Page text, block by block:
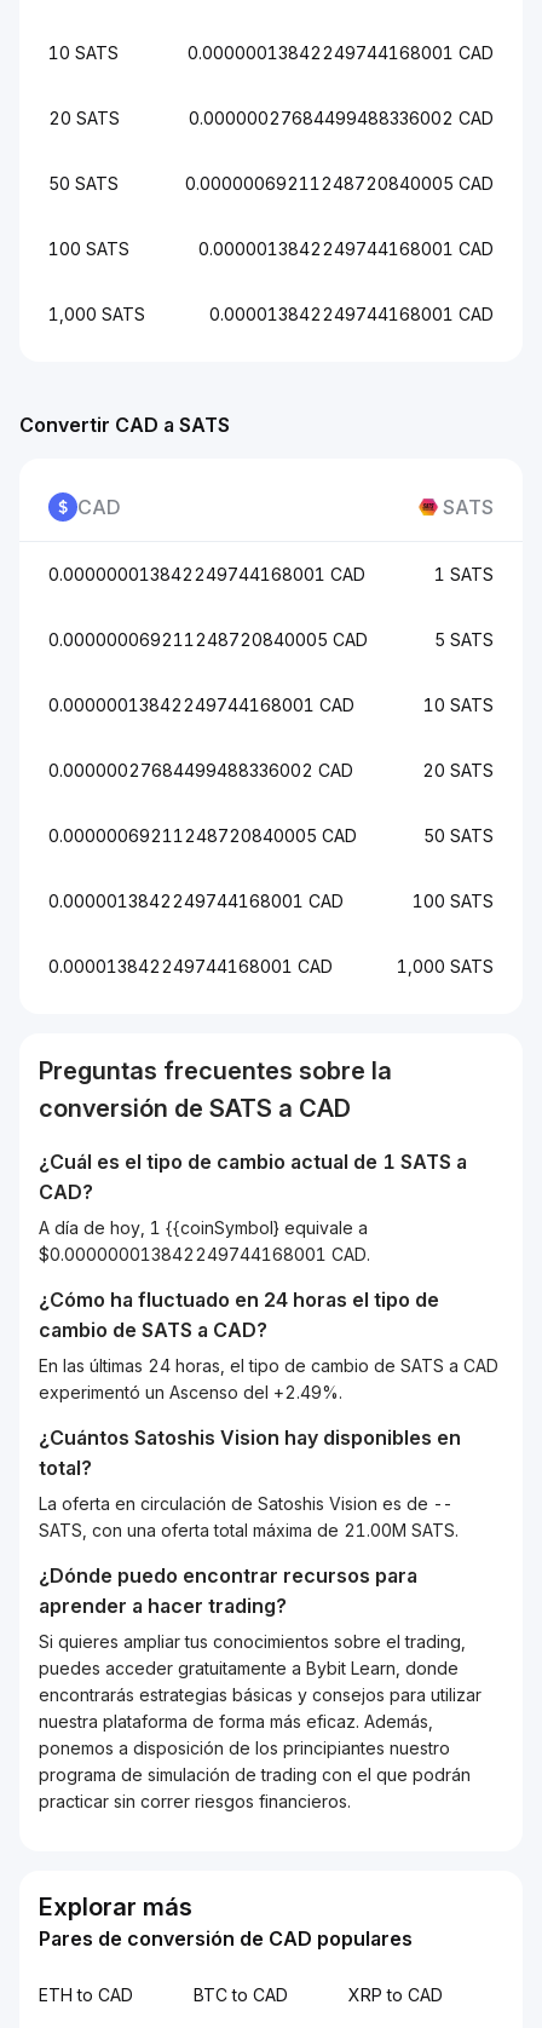
10 SATS 0.00000013842249744168001 CAD
20 SATS 0.00000027684499488336002 CAD
50 SATS 0.00000069211248720840005 CAD
100 SATS 0.0000013842249744168001 CAD
1,000 SATS 0.000013842249744168001 CAD
Convertir CAD a SATS
CAD SATS
0.000000013842249744168001 CAD 1 SATS
0.000000069211248720840005 CAD 5 SATS
0.00000013842249744168001 CAD 10 SATS
0.00000027684499488336002 CAD 20 SATS
0.00000069211248720840005 CAD 50 SATS
0.0000013842249744168001 CAD 100 SATS
0.000013842249744168001 CAD 1,000 SATS
Preguntas frecuentes sobre la
conversión de SATS a CAD
¿Cuál es el tipo de cambio actual de 1 SATS a
CAD?
A día de hoy, 1 {{coinSymbol} equivale a
$0.000000013842249744168001 CAD.
¿Cómo ha fluctuado en 24 horas el tipo de
cambio de SATS a CAD?
En las últimas 24 horas, el tipo de cambio de SATS a CAD
experimentó un Ascenso del +2.49%.
¿Cuántos Satoshis Vision hay disponibles en
total?
La oferta en circulación de Satoshis Vision es de --
SATS, con una oferta total máxima de 21.00M SATS.
¿Dónde puedo encontrar recursos para
aprender a hacer trading?
Si quieres ampliar tus conocimientos sobre el trading,
puedes acceder gratuitamente a Bybit Learn, donde
encontrarás estrategias básicas y consejos para utilizar
nuestra plataforma de forma más eficaz. Además,
ponemos a disposición de los principiantes nuestro
programa de simulación de trading con el que podrán
practicar sin correr riesgos financieros.
Explorar más
Pares de conversión de CAD populares
ETH to CAD BTC to CAD XRP to CAD